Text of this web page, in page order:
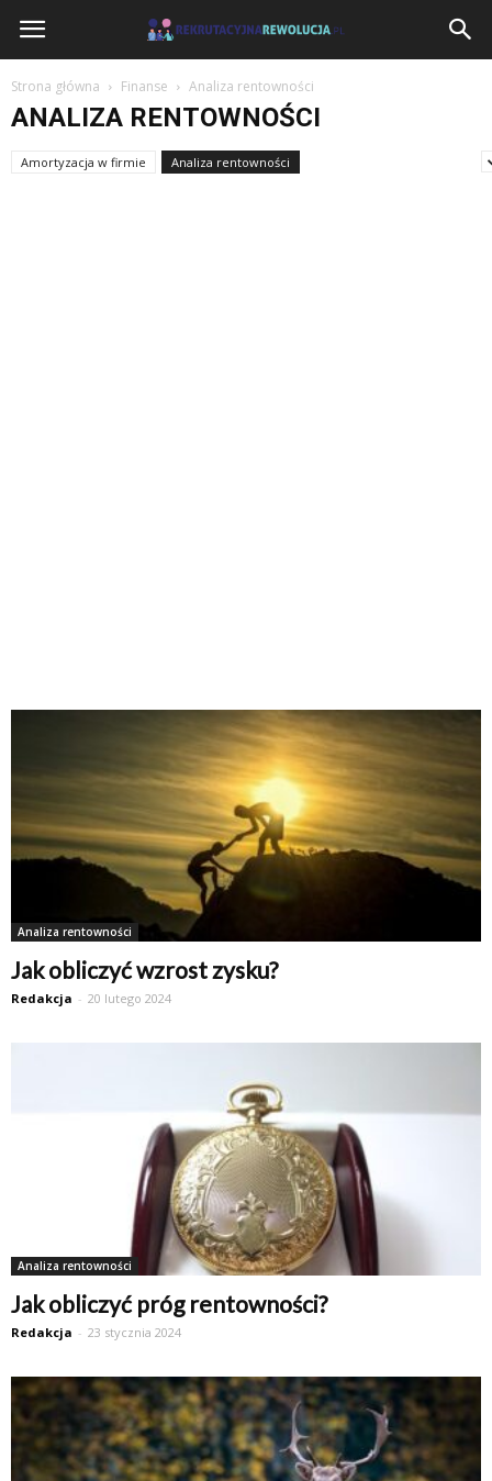
RekrutacyjnaRewolucja.pl
Strona główna Finanse Analiza rentowności
ANALIZA RENTOWNOŚCI
Amortyzacja w firmie
Analiza rentowności
Analiza rentowności
Jak obliczyć wzrost zysku?
Redakcja - 20 lutego 2024
Analiza rentowności
Jak obliczyć próg rentowności?
Redakcja - 23 stycznia 2024